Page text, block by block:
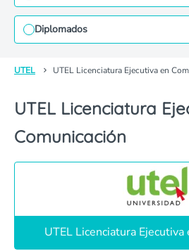
Diplomados
UTEL UTEL Licenciatura Ejecutiva en
UTEL Licenciatura
Comunicación
UTEL Licenciatura Ejecutiva